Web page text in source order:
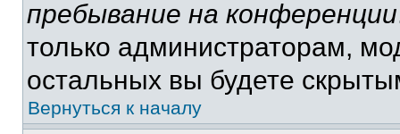
пребывание на конференции
только администраторам,
остальных вы будете
Вернуться к началу